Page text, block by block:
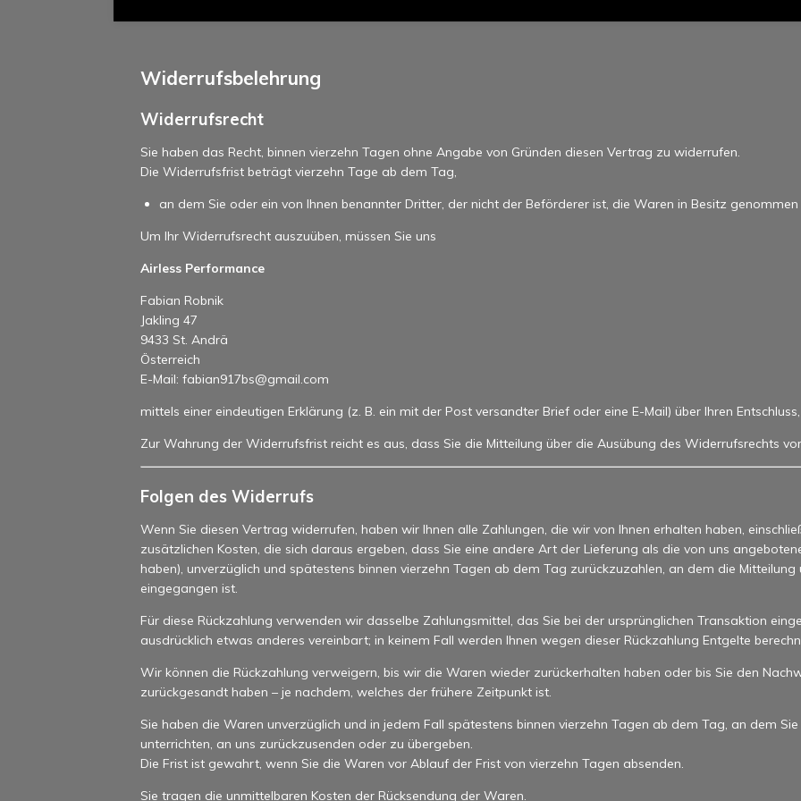
Widerrufsbelehrung
Widerrufsrecht
Sie haben das Recht, binnen vierzehn Tagen ohne Angabe von Gründen diesen Vertrag zu widerrufen.
Die Widerrufsfrist beträgt vierzehn Tage ab dem Tag,
an dem Sie oder ein von Ihnen benannter Dritter, der nicht der Beförderer ist, die Waren in Besitz
Um Ihr Widerrufsrecht auszuüben, müssen Sie uns
Airless Performance
Fabian Robnik
Jakling 47
9433 St. Andrä
Österreich
E-Mail: fabian917bs@gmail.com
mittels einer eindeutigen Erklärung (z. B. ein mit der Post versandter Brief oder eine E-Mail) über Ihren
Zur Wahrung der Widerrufsfrist reicht es aus, dass Sie die Mitteilung über die Ausübung des Widerrufsrechts
Folgen des Widerrufs
Wenn Sie diesen Vertrag widerrufen, haben wir Ihnen alle Zahlungen, die wir von Ihnen erhalten haben,
zusätzlichen Kosten, die sich daraus ergeben, dass Sie eine andere Art der Lieferung als die von uns
haben), unverzüglich und spätestens binnen vierzehn Tagen ab dem Tag zurückzuzahlen, an dem die
eingegangen ist.
Für diese Rückzahlung verwenden wir dasselbe Zahlungsmittel, das Sie bei der ursprünglichen Transaktion
ausdrücklich etwas anderes vereinbart; in keinem Fall werden Ihnen wegen dieser Rückzahlung Entgelte
Wir können die Rückzahlung verweigern, bis wir die Waren wieder zurückerhalten haben oder bis Sie den
zurückgesandt haben – je nachdem, welches der frühere Zeitpunkt ist.
Sie haben die Waren unverzüglich und in jedem Fall spätestens binnen vierzehn Tagen ab dem Tag, an dem
unterrichten, an uns zurückzusenden oder zu übergeben.
Die Frist ist gewahrt, wenn Sie die Waren vor Ablauf der Frist von vierzehn Tagen absenden.
Sie tragen die unmittelbaren Kosten der Rücksendung der Waren.